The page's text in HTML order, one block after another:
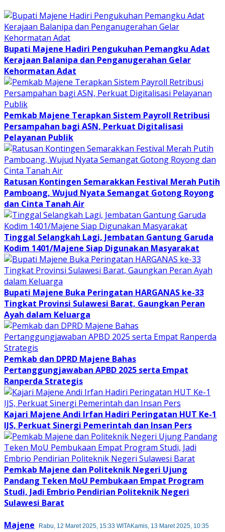
Bupati Majene Hadiri Pengukuhan Pemangku Adat
Kerajaan Balanipa dan Penganugerahan Gelar
Kehormatan Adat
Pemkab Majene Terapkan Sistem Payroll Retribusi
Persampahan bagi ASN, Perkuat Digitalisasi
Pelayanan Publik
Ratusan Kontingen Semarakkan Festival Merah Putih
Pamboang, Wujud Nyata Semangat Gotong Royong
dan Cinta Tanah Air
Tinggal Selangkah Lagi, Jembatan Gantung Garuda
Kodim 1401/Majene Siap Digunakan Masyarakat
Bupati Majene Buka Peringatan HARGANAS ke-33
Tingkat Provinsi Sulawesi Barat, Gaungkan Peran
Ayah dalam Keluarga
Pemkab dan DPRD Majene Bahas
Pertanggungjawaban APBD 2025 serta Empat
Ranperda Strategis
Kajari Majene Andi Irfan Hadiri Peringatan HUT Ke-1
IJS, Perkuat Sinergi Pemerintah dan Insan Pers
Pemkab Majene dan Politeknik Negeri Ujung
Pandang Teken MoU Pembukaan Empat Program
Studi, Jadi Embrio Pendirian Politeknik Negeri
Sulawesi Barat
Majene
Rabu, 12 Maret 2025, 15:33 WITAKamis, 13 Maret 2025, 10:35